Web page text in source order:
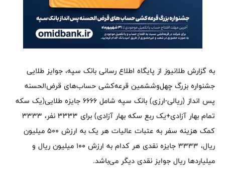
به گزارش طلانیوز از پایگاه اطلاع رسانی بانک سپه، جوایز طلایی
جشنواره بزرگ چهل‌و‌ششمین قرعه‌کشی حساب‌های قرض‌الحسنه
پس انداز (ریالی-ارزی) بانک سپه شامل 6666 جایزه طلایی(یک سکه
تمام بهار آزادی+یک ربع سکه بهار آزادی) برای 3333 نفر، 3333
کمک هزینه سفر به عتبات عالیات هر یک به ارزش 500 میلیون
ریال، 3333 جایزه نقدی هر کدام به ارزش 100 میلیون ریال و
میلیاردها ریال جوایز نقدی دیگر می‌باشد.